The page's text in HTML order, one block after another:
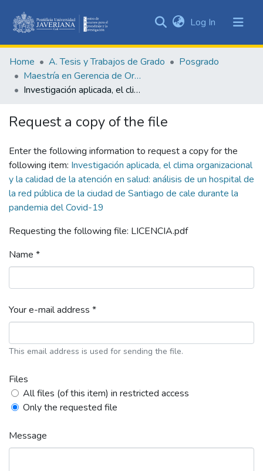
&
Collections
All of DSpace
Statistics
Log In (current)
Home A. Tesis y Trabajos de Grado
Posgrado
Maestría en Gerencia de Organizaciones de Salud
Investigación aplicada, el clima organizacional y la calidad de la atención en salud: análisis de un hospital de la red pública de la ciudad de Santiago de cale durante la pandemia del Covid-19
Request a copy of the file
Enter the following information to request a copy for the
following item: Investigación aplicada, el clima organizacional
y la calidad de la atención en salud: análisis de un hospital de
la red pública de la ciudad de Santiago de cale durante la
pandemia del Covid-19
Requesting the following file: LICENCIA.pdf
Name *
Your e-mail address *
This email address is used for sending the file.
Files
All files (of this item) in restricted access
Only the requested file
Message